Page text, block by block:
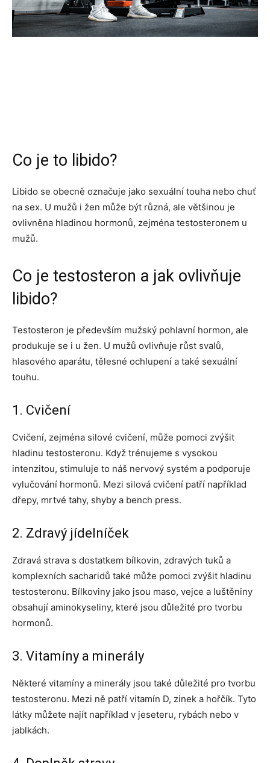
Co je to libido?
Libido se obecně označuje jako sexuální touha nebo chuť
na sex. U mužů i žen může být různá, ale většinou je
ovlivněna hladinou hormonů, zejména testosteronem u
mužů.
Co je testosteron a jak ovlivňuje
libido?
Testosteron je především mužský pohlavní hormon, ale
produkuje se i u žen. U mužů ovlivňuje růst svalů,
hlasového aparátu, tělesné ochlupení a také sexuální
touhu.
1. Cvičení
Cvičení, zejména silové cvičení, může pomoci zvýšit
hladinu testosteronu. Když trénujeme s vysokou
intenzitou, stimuluje to náš nervový systém a podporuje
vylučování hormonů. Mezi silová cvičení patří například
dřepy, mrtvé tahy, shyby a bench press.
2. Zdravý jídelníček
Zdravá strava s dostatkem bílkovin, zdravých tuků a
komplexních sacharidů také může pomoci zvýšit hladinu
testosteronu. Bílkoviny jako jsou maso, vejce a luštěniny
obsahují aminokyseliny, které jsou důležité pro tvorbu
hormonů.
3. Vitamíny a minerály
Některé vitamíny a minerály jsou také důležité pro tvorbu
testosteronu. Mezi ně patří vitamín D, zinek a hořčík. Tyto
látky můžete najít například v jeseteru, rybách nebo v
jablkách.